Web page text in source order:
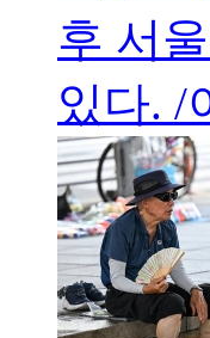
후 서
있다. /